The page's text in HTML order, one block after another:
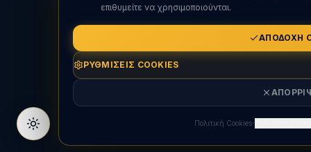
επιθυμείτε να χρησιμοποιούνται.
ΑΠΟΔΟΧΉ
ΡΥΘΜΊΣΕΙΣ COOKIES
Πολιτική Cookies·